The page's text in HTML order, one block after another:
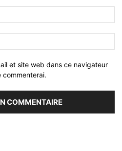
et site web dans ce navigateur
commenterai.